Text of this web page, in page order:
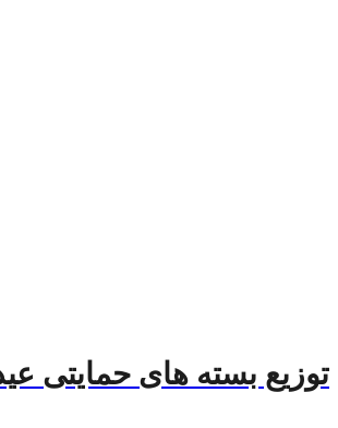
توزیع بسته های حمایتی